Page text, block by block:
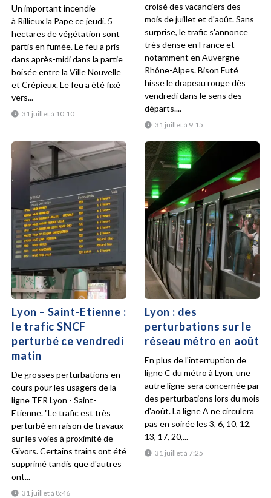
31 juillet à 10:10
Un important incendie
à Rillieux la Pape ce jeudi. 5
hectares de végétation sont
partis en fumée. Le feu a pris
dans après-midi dans la partie
boisée entre la Ville Nouvelle
et Crépieux. Le feu a été fixé
vers...
31 juillet à 9:15
croisé des vacanciers des
mois de juillet et d'août. Sans
surprise, le trafic s'annonce
très dense en France et
notamment en Auvergne-
Rhône-Alpes. Bison Futé
hisse le drapeau rouge dès
vendredi dans le sens des
départs....
Lyon – Saint-Etienne :
le trafic SNCF
perturbé ce vendredi
matin
31 juillet à 8:46
De grosses perturbations en
cours pour les usagers de la
ligne TER Lyon - Saint-
Etienne. "Le trafic est très
perturbé en raison de travaux
sur les voies à proximité de
Givors. Certains trains ont été
supprimé tandis que d'autres
ont...
Lyon : des
perturbations sur le
réseau métro en août
31 juillet à 7:25
En plus de l'interruption de
ligne C du métro à Lyon, une
autre ligne sera concernée par
des perturbations lors du mois
d'août. La ligne A ne circulera
pas en soirée les 3, 6, 10, 12,
13, 17, 20,...